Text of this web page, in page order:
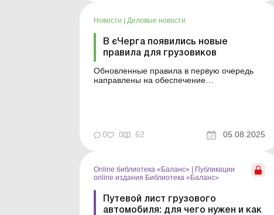
Новости | Деловые новости
В єЧерга появились новые
правила для грузовиков
Обновленные правила в первую очередь
направлены на обеспечение
транспортного средства в ТТН: как
0 0 62 05.08.2025
Online библиотека «Баланс» | Публикации
online издания Библиотека «Баланс»
Путевой лист грузового
автомобиля: для чего нужен и как